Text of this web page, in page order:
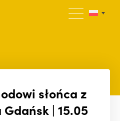
słońca z
| 15.05